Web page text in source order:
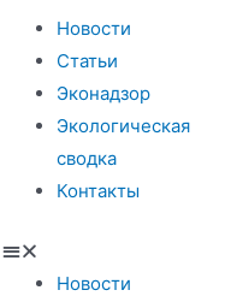
Новости
Статьи
Эконадзор
Экологическая
сводка
Контакты
Новости